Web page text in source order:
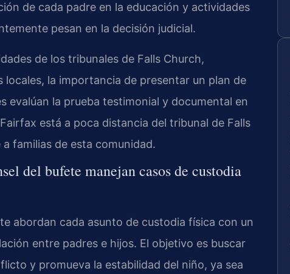
de cada padre en la educación y actividades
pesan en la decisión judicial.
de los tribunales de Falls Church,
locales, la importancia de presentar un plan de
evalúan la prueba testimonial y documental en
está a poca distancia del tribunal de Falls
familias de esta comunidad.
del bufete manejan casos de custodia
abordan cada asunto de custodia física con un
entre padres e hijos. El objetivo es buscar
y promueva la estabilidad del niño, ya sea